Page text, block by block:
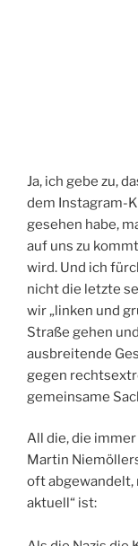
Ja, ich gebe zu,
dem Instagram-
gesehen habe,
auf uns zu
wird. Und ich
nicht die letzte
wir „linken und
Straße gehen
ausbreitende
gegen
gemeinsame
All die, die
Martin
oft abgewandelt,
aktuell“ ist: